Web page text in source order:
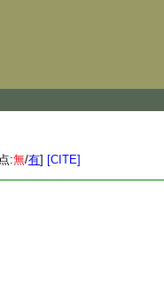
:無/有] [CITE]